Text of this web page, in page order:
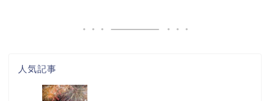
人気記事